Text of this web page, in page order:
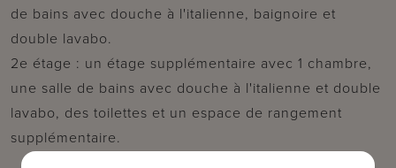
de bains avec douche à l'italienne, baignoire et
double lavabo.
2e étage : un étage supplémentaire avec 1 chambre,
une salle de bains avec douche à l'italienne et double
lavabo, des toilettes et un espace de rangement
supplémentaire.